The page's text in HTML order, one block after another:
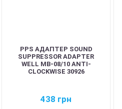
PPS АДАПТЕР SOUND
SUPPRESSOR ADAPTER
WELL MB-08/10 ANTI-
CLOCKWISE 30926
438 грн